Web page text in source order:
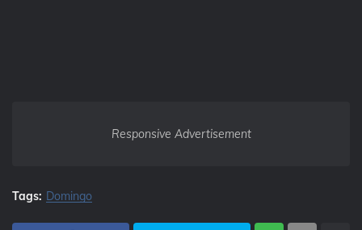
Responsive Advertisement
Tags: Domingo